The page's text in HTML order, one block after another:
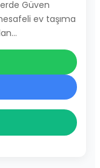
Güven
ev taşıma